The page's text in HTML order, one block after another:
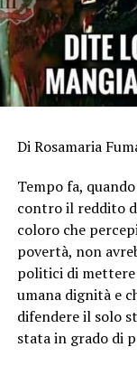
Di Rosamaria
Tempo fa,
contro il reddito
coloro che
povertà, non
politici di mettere
umana dignità e
difendere il solo
stata in grado di